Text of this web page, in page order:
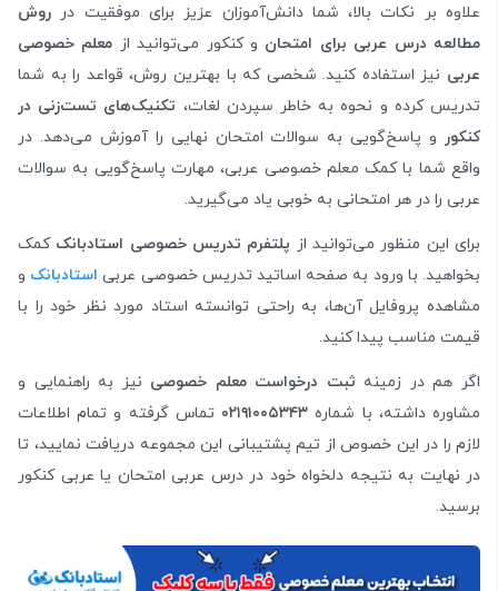
علاوه بر نکات بالا، شما دانش‌آموزان عزیز برای موفقیت در روش
مطالعه درس عربی برای امتحان و کنکور می‌توانید از معلم خصوصی
عربی نیز استفاده کنید. شخصی که با بهترین روش، قواعد را به شما
تدریس کرده و نحوه به خاطر سپردن لغات، تکنیک‌های تست‌زنی در
کنکور و پاسخ‌گویی به سوالات امتحان نهایی را آموزش می‌دهد. در
واقع شما با کمک معلم خصوصی عربی، مهارت پاسخ‌گویی به سوالات
عربی را در هر امتحانی به خوبی یاد می‌گیرید.
برای این منظور می‌توانید از پلتفرم تدریس خصوصی استادبانک کمک
بخواهید. با ورود به صفحه اساتید تدریس خصوصی عربی استادبانک و
مشاهده پروفایل آن‌ها، به راحتی توانسته استاد مورد نظر خود را با
قیمت مناسب پیدا کنید.
اگر هم در زمینه ثبت درخواست معلم خصوصی نیز به راهنمایی و
مشاوره داشته، با شماره ۰۲۱۹۱۰۰۵۳۴۳ تماس گرفته و تمام اطلاعات
لازم را در این خصوص از تیم پشتیبانی این مجموعه دریافت نمایید، تا
در نهایت به نتیجه دلخواه خود در درس عربی امتحان یا عربی کنکور
برسید.